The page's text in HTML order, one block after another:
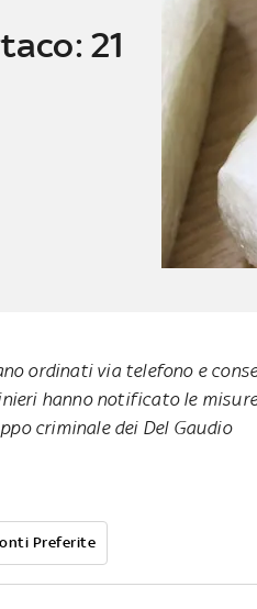
21
ordinati via telefono e
hanno notificato le
criminale dei Del Gaudio
Preferite